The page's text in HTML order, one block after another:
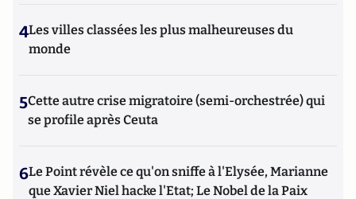
4Les villes classées les plus malheureuses du
monde
5Cette autre crise migratoire (semi-orchestrée) qui
se profile après Ceuta
6Le Point révèle ce qu'on sniffe à l'Elysée, Marianne
que Xavier Niel hacke l'Etat; Le Nobel de la Paix